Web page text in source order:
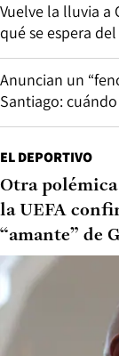
Vuelve la lluvia a
qué se espera
Anuncian un
Santiago:
EL DEPORTIVO
Otra
la UEFA
“amante” de